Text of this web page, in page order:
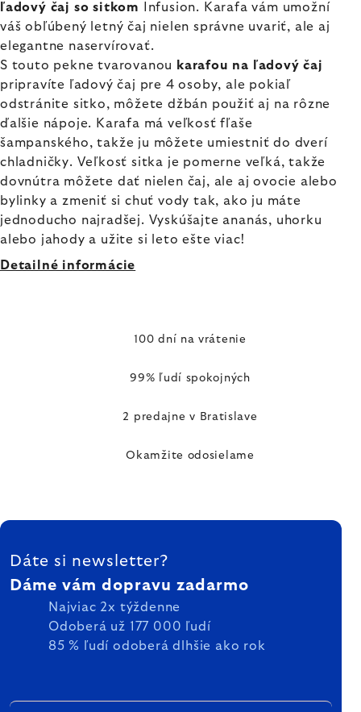
ľadový čaj so sitkom
Infusion. Karafa vám umožní
váš obľúbený letný čaj nielen správne uvariť, ale aj
elegantne naservírovať.
S touto pekne tvarovanou
karafou na ľadový čaj
pripravíte ľadový čaj pre 4 osoby, ale pokiaľ
odstránite sitko, môžete džbán použiť aj na rôzne
ďalšie nápoje. Karafa má veľkosť fľaše
šampanského, takže ju môžete umiestniť do dverí
chladničky. Veľkosť sitka je pomerne veľká, takže
dovnútra môžete dať nielen čaj, ale aj ovocie alebo
bylinky a zmeniť si chuť vody tak, ako ju máte
jednoducho najradšej. Vyskúšajte ananás, uhorku
alebo jahody a užite si leto ešte viac!
Detailné informácie
100 dní na vrátenie
99% ľudí spokojných
2 predajne v Bratislave
Okamžite odosielame
ZÁPÄTIE
Dáte si newsletter?
Dáme vám dopravu zadarmo
Najviac 2x týždenne
Odoberá už 177 000 ľudí
85 % ľudí odoberá dlhšie ako rok